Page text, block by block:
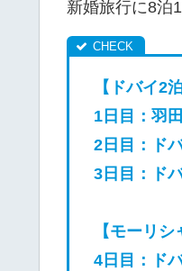
新婚旅行に8泊
【ドバイ2
1日目：羽
2日目：ド
3日目：ド
【モーリシ
4日目：ド